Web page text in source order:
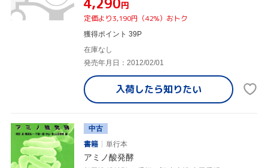
円
定価より3,190円（42%）おトク
獲得ポイント 39P
在庫なし
発売年月日：2012/02/01
入荷したら知りたい
中古
書籍
単行本
アミノ酸発酵